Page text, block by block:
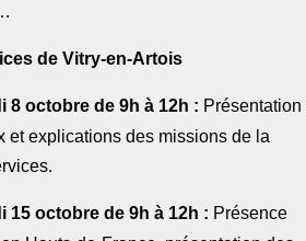
de Vitry-en-Artois
8 octobre de 9h à 12h : Présentation
et explications des missions de la
15 octobre de 9h à 12h : Présence